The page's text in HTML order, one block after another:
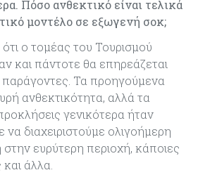
Πόσο ανθεκτικό είναι τελικά
μοντέλο σε εξωγενή σοκ;
ο τομέας του Τουρισμού
και πάντοτε θα επηρεάζεται
παράγοντες. Τα προηγούμενα
ανθεκτικότητα, αλλά τα
γενικότερα ήταν
να διαχειριστούμε ολιγοήμερη
ευρύτερη περιοχή, κάποιες
άλλα.